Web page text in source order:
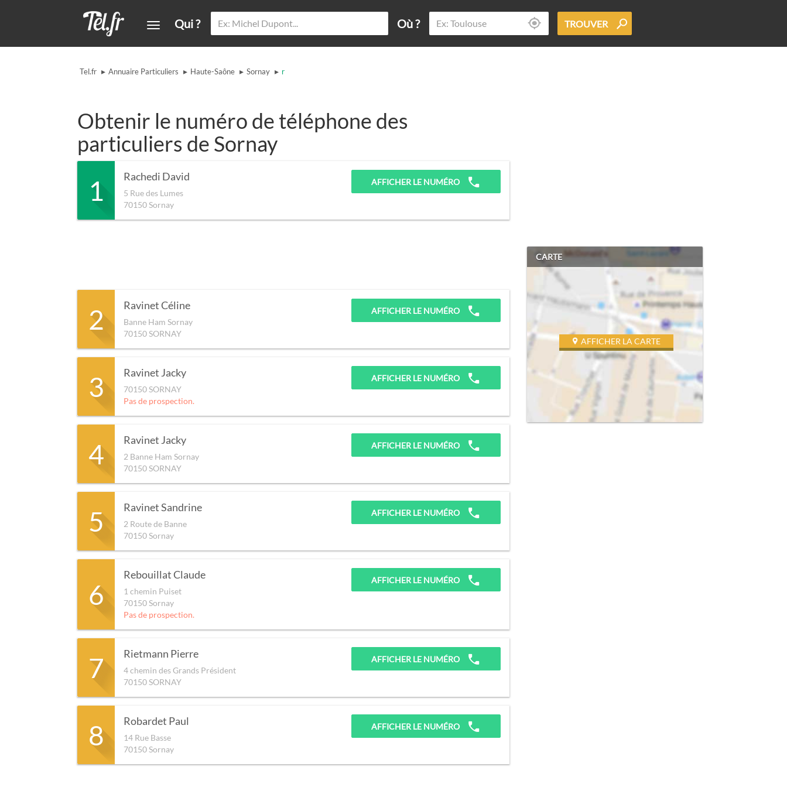
Qui ? Où ? TROUVER
Tel.fr ▸ Annuaire Particuliers ▸ Haute-Saône ▸ Sornay ▸ r
Obtenir le numéro de téléphone des
particuliers de Sornay
1 Rachedi David
5 Rue des Lumes
70150Sornay
AFFICHER LE NUMÉRO
2 Ravinet Céline
Banne Ham Sornay
70150SORNAY
AFFICHER LE NUMÉRO
3 Ravinet Jacky
70150SORNAY
Pas de prospection.
AFFICHER LE NUMÉRO
4 Ravinet Jacky
2 Banne Ham Sornay
70150SORNAY
AFFICHER LE NUMÉRO
5 Ravinet Sandrine
2 Route de Banne
70150Sornay
AFFICHER LE NUMÉRO
6
Rebouillat Claude
1 chemin Puiset
70150Sornay
Pas de prospection.
AFFICHER LE NUMÉRO
7 Rietmann Pierre
4 chemin des Grands Président
70150SORNAY
AFFICHER LE NUMÉRO
8 Robardet Paul
14 Rue Basse
70150Sornay
AFFICHER LE NUMÉRO
CARTE
AFFICHER LA CARTE